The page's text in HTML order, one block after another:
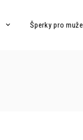
Šperky pro muže